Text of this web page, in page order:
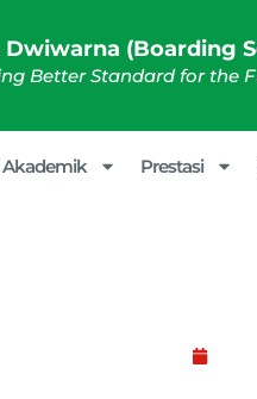
Dwiwarna (Boarding
Better Standard for the
Akademik Prestasi